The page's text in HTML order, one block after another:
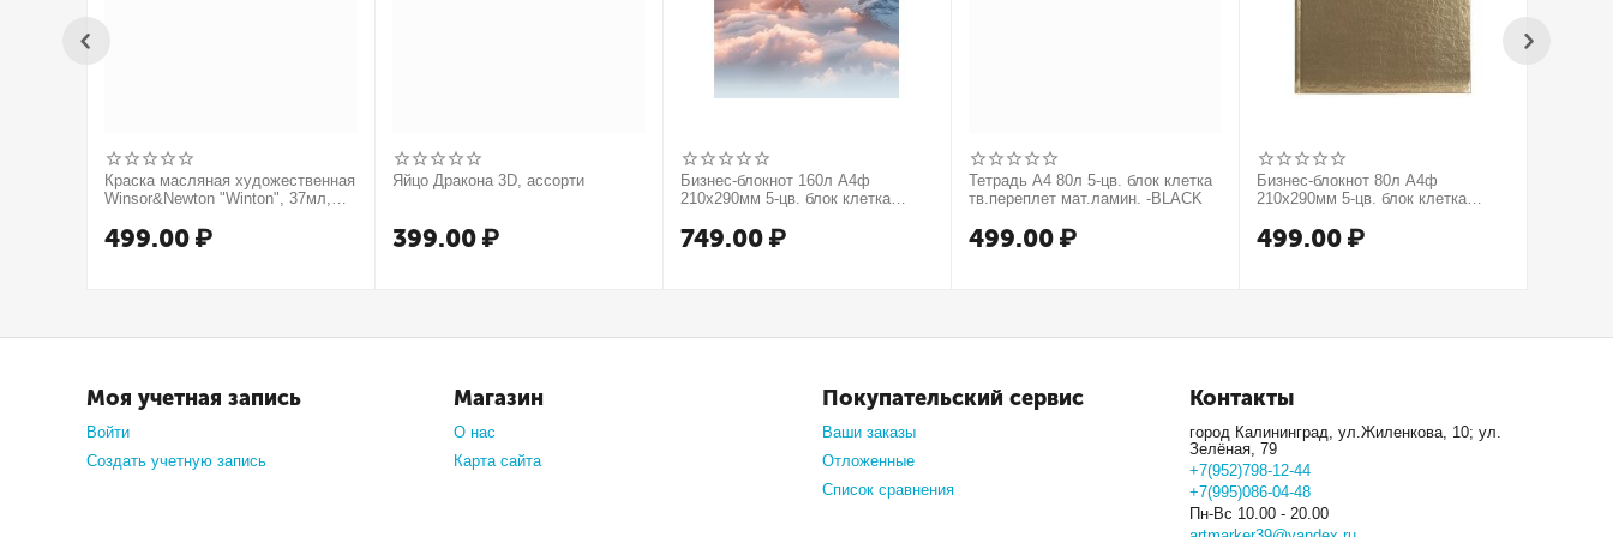
Краска масляная художественная
Winsor&Newton "Winton", 37мл,
499.00 ₽
Яйцо Дракона 3D, ассорти
399.00 ₽
Бизнес-блокнот 160л А4ф
210х290мм 5-цв. блок клетка
мат.ламин. -В моменте
749.00 ₽
Тетрадь А4 80л 5-цв. блок клетка
тв.переплет мат.ламин. -BLACK
499.00 ₽
Бизнес-блокнот 80л А4ф
210х290мм 5-цв. блок клетка
МЕТАЛЛИК серия Золото
499.00 ₽
Моя учетная запись
Войти
Создать учетную запись
Магазин
О нас
Карта сайта
Покупательский сервис
Ваши заказы
Отложенные
Список сравнения
Контакты
город Калининград, ул.Жиленкова, 10; ул.
Зелёная, 79
+7(952)798-12-44
+7(995)086-04-48
Пн-Вс 10.00 - 20.00